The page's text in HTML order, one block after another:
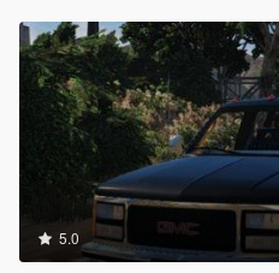
5.0